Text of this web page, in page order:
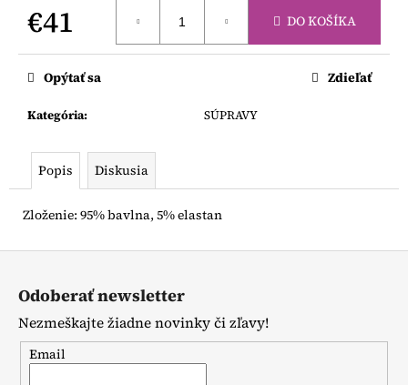
€41
cena:
DO KOŠÍKA
Kategória: SÚPRAVY
Opýtať sa Zdieľať
Popis Diskusia
Zloženie: 95% bavlna, 5% elastan
MAGNA
TILES
12
DIELOV
Z
Odoberať newsletter
Nezmeškajte žiadne novinky či zľavy!
Email